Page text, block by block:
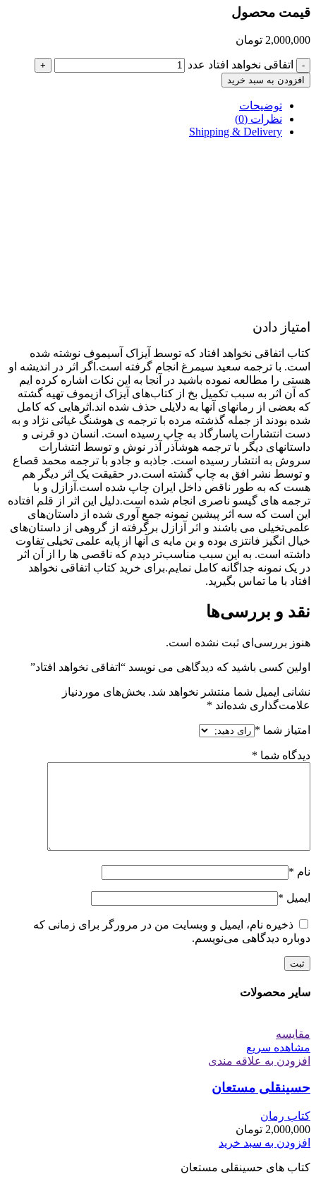
قیمت محصول
2,000,000 تومان
- اتفاقی نخواهد افتاد عدد
+
افزودن به سبد خرید
توضیحات
نظرات (0)
Shipping & Delivery
امتیاز دادن
کتاب اتفاقی نخواهد افتاد که توسط آیزاک آسیموف نوشته شده
است. با ترجمه سعید سیمرغ انجام گرفته است.اگر اثر در اندیشه او
هستی را مطالعه نموده باشید در آنجا به این نکات اشاره کرده ایم
که آن اثر به سبب تکمیل بخ از کتاب‌های آیزاک ازیموف تهیه گشته
که بعضی از رمانهای آنها به دلایلی حذف شده اند.اثرهایی که کامل
شده بودند از جمله گذشته مرده با ترجمه ی هوشنگ غیاثی نژاد و به
دست انتشارات پاسارگاد به چاپ رسیده است. انسان دو قرنی و
داستان­های دیگر با ترجمه هوش­آذر آذر نوش و توسط انتشارات
سروش به انتشار رسیده است. جاذبه و جادو با ترجمه محمد قصاع
و توسط نشر افق به چاپ گشته است.در حقیقت یک اثر دیگر هم
هست که به طور ناقص داخل ایران چاپ شده است.آزازل و با
ترجمه های گیسو ناصری انجام شده است.دلیل این اثر از قلم افتاده
این است که سه اثر پیشین نمونه جمع آوری شده از داستان‌های
علمی‌تخیلی می باشند و اثر آزازل برگرفته از گروهی از داستان‌های
خیال انگیز فانتزی بوده و بن مایه ی آنها از پایه علمی‌ تخیلی تفاوت
داشته است. به این سبب مناسب‌تر دیدم که ناقصی ها را از آن اثر
در یک نمونه جداگانه کامل نمایم.برای خرید کتاب اتفاقی نخواهد
افتاد با ما تماس بگیرید.
نقد و بررسی‌ها
هنوز بررسی‌ای ثبت نشده است.
اولین کسی باشید که دیدگاهی می نویسد “اتفاقی نخواهد افتاد”
نشانی ایمیل شما منتشر نخواهد شد. بخش‌های موردنیاز
علامت‌گذاری شده‌اند *
امتیاز شما *
دیدگاه شما *
نام *
ایمیل *
ذخیره نام، ایمیل و وبسایت من در مرورگر برای زمانی که
دوباره دیدگاهی می‌نویسم.
سایر محصولات
مقایسه
مشاهده سریع
افزودن به علاقه مندی
حسینقلی مستعان
کتاب رمان
2,000,000 تومان
افزودن به سبد خرید
کتاب های حسینقلی مستعان